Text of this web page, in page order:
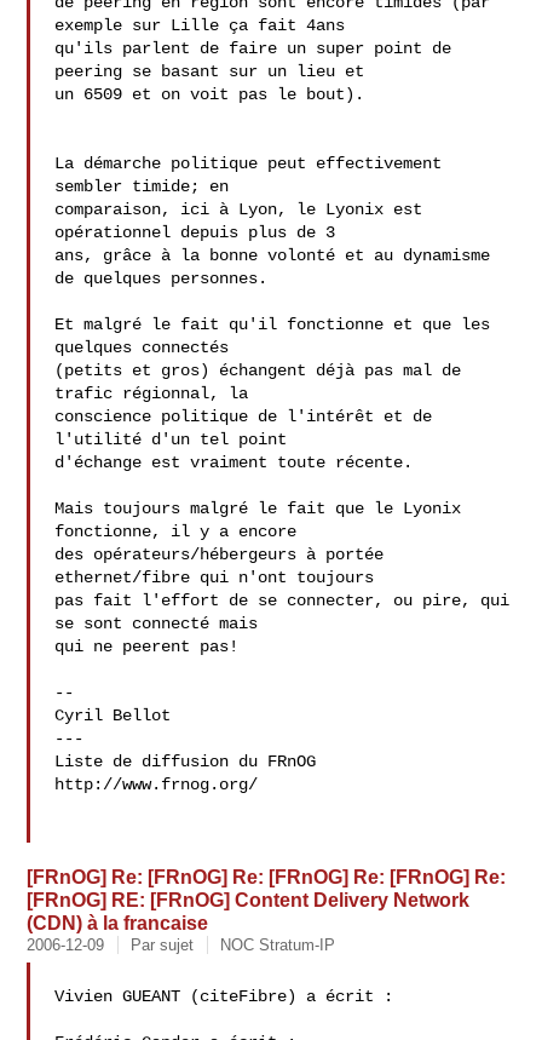
exemple sur Lille ça fait 4ans
qu'ils parlent de faire un super point de
peering se basant sur un lieu et
un 6509 et on voit pas le bout).
La démarche politique peut effectivement
sembler timide; en
comparaison, ici à Lyon, le Lyonix est
opérationnel depuis plus de 3
ans, grâce à la bonne volonté et au dynamisme
de quelques personnes.
Et malgré le fait qu'il fonctionne et que les
quelques connectés
(petits et gros) échangent déjà pas mal de
trafic régionnal, la
conscience politique de l'intérêt et de
l'utilité d'un tel point
d'échange est vraiment toute récente.
Mais toujours malgré le fait que le Lyonix
fonctionne, il y a encore
des opérateurs/hébergeurs à portée
ethernet/fibre qui n'ont toujours
pas fait l'effort de se connecter, ou pire, qui
se sont connecté mais
qui ne peerent pas!
--
Cyril Bellot
---
Liste de diffusion du FRnOG
http://www.frnog.org/
[FRnOG] Re: [FRnOG] Re: [FRnOG] Re: [FRnOG] Re:
[FRnOG] RE: [FRnOG] Content Delivery Network
(CDN) à la francaise
2006-12-09 Par sujet NOC Stratum-IP
Vivien GUEANT (citeFibre) a écrit :